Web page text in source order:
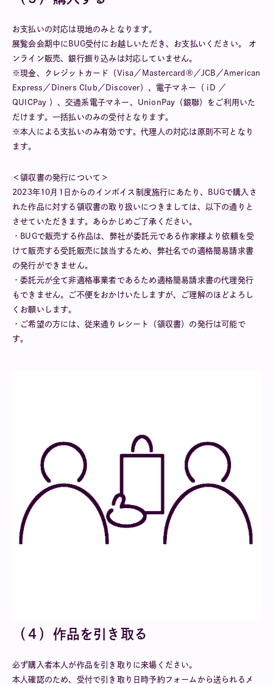
お⽀払いの対応は現地のみとなります。
展覧会会期中にBUG受付にお越しいただき、お支払いください。 オ
ンライン販売、銀行振り込みは対応していません。
※現金、クレジットカード（Visa／Mastercard®／JCB／American
Express／Diners Club／Discover）、電子マネー（ iD ／
QUICPay ）、交通系電子マネー、UnionPay（銀聯）をご利用いた
だけます。一括払いのみの受付となります。
※本人による支払いのみ有効です。代理人の対応は原則不可となり
ます。
＜領収書の発行について＞
2023年10月1日からのインボイス制度施行にあたり、BUGで購入さ
れた作品に対する領収書の取り扱いにつきましては、以下の通りと
させていただきます。あらかじめご了承ください。
・BUGで販売する作品は、弊社が委託元である作家様より依頼を受
けて販売する受託販売に該当するため、弊社名での適格簡易請求書
の発行ができません。
・委託元が全て非適格事業者であるため適格簡易請求書の代理発行
もできません。ご不便をおかけいたしますが、ご理解のほどよろし
くお願いします。
・ご希望の方には、従来通りレシート（領収書）の発行は可能で
す。
（４）作品を引き取る
必ず購入者本人が作品を引き取りに来場ください。
本人確認のため、受付で引き取り日時予約フォームから送られるメ